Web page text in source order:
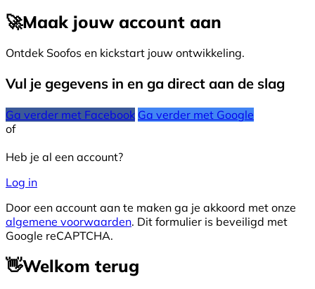
🚀Maak jouw account aan
Ontdek Soofos en kickstart jouw ontwikkeling.
Vul je gegevens in en ga direct aan de slag
Ga verder met Facebook Ga verder met Google
of
Heb je al een account?
Log in
Door een account aan te maken ga je akkoord met onze
algemene voorwaarden. Dit formulier is beveiligd met
Google reCAPTCHA.
👋Welkom terug